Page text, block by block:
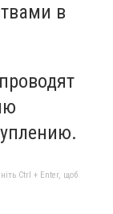
в
Ctrl + Enter, щоб